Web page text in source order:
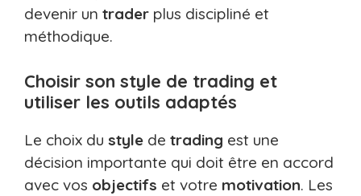
devenir un trader plus discipliné et
méthodique.
Choisir son style de trading et
utiliser les outils adaptés
Le choix du style de trading est une
décision importante qui doit être en accord
avec vos objectifs et votre motivation. Les